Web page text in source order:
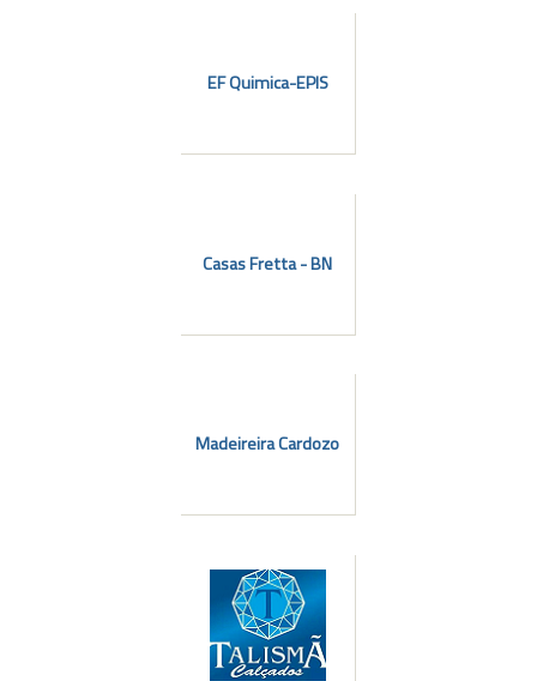
EF Quimica-EPIS
Casas Fretta - BN
Madeireira Cardozo